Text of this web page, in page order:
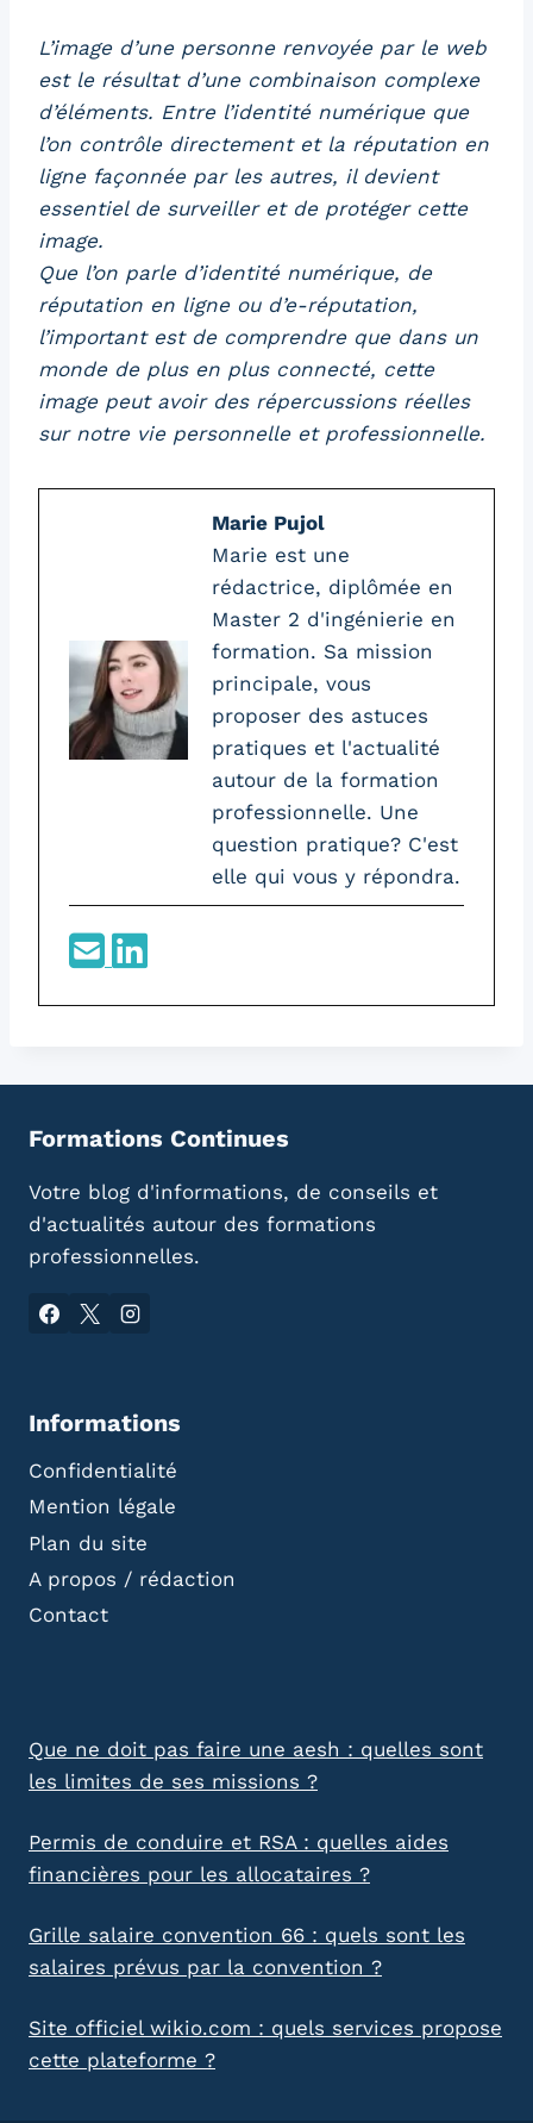
L’image d’une personne renvoyée par le web
est le résultat d’une combinaison complexe
d’éléments. Entre l’identité numérique que
l’on contrôle directement et la réputation en
ligne façonnée par les autres, il devient
essentiel de surveiller et de protéger cette
image.
Que l’on parle d’identité numérique, de
réputation en ligne ou d’e-réputation,
l’important est de comprendre que dans un
monde de plus en plus connecté, cette
image peut avoir des répercussions réelles
sur notre vie personnelle et professionnelle.
Marie Pujol
Marie est une
rédactrice, diplômée en
Master 2 d'ingénierie en
formation. Sa mission
principale, vous
proposer des astuces
pratiques et l'actualité
autour de la formation
professionnelle. Une
question pratique? C'est
elle qui vous y répondra.
Formations Continues
Votre blog d'informations, de conseils et
d'actualités autour des formations
professionnelles.
Informations
Confidentialité
Mention légale
Plan du site
A propos / rédaction
Contact
Que ne doit pas faire une aesh : quelles sont
les limites de ses missions ?
Permis de conduire et RSA : quelles aides
financières pour les allocataires ?
Grille salaire convention 66 : quels sont les
salaires prévus par la convention ?
Site officiel wikio.com : quels services propose
cette plateforme ?